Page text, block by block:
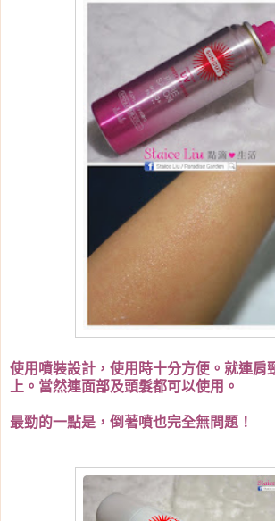
使用噴裝設計，使用時十分方便。就連肩
上。當然連面部及頭髮都可以使用。
最勁的一點是，倒著噴也完全無問題！